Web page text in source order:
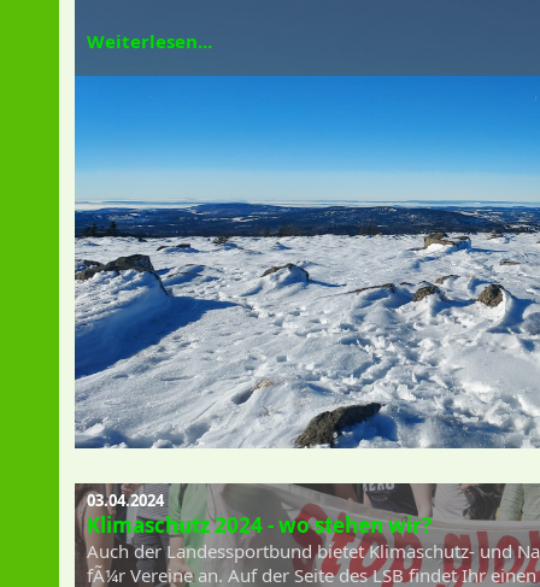
Weiterlesen...
03.04.2024
Klimaschutz 2024 - wo stehen wir?
Auch der Landessportbund bietet Klimaschutz- und
fÃ¼r Vereine an. Auf der Seite des LSB findet Ihr